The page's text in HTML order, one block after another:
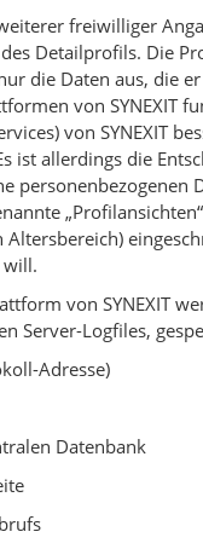
freiwilliger
Detailprofils. Die
die Daten aus, die
von SYNEXIT
von SYNEXIT
ist allerdings die
will.
von SYNEXIT
Server-Logfiles,
Adresse)
Datenbank